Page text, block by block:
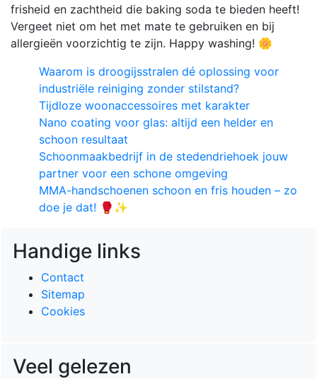
frisheid en zachtheid die baking soda te bieden heeft!
Vergeet niet om het met mate te gebruiken en bij
allergieën voorzichtig te zijn. Happy washing! 🌼
Waarom is droogijsstralen dé oplossing voor
industriële reiniging zonder stilstand?
Tijdloze woonaccessoires met karakter
Nano coating voor glas: altijd een helder en
schoon resultaat
Schoonmaakbedrijf in de stedendriehoek jouw
partner voor een schone omgeving
MMA-handschoenen schoon en fris houden – zo
doe je dat! 🥊✨
Handige links
Contact
Sitemap
Cookies
Veel gelezen